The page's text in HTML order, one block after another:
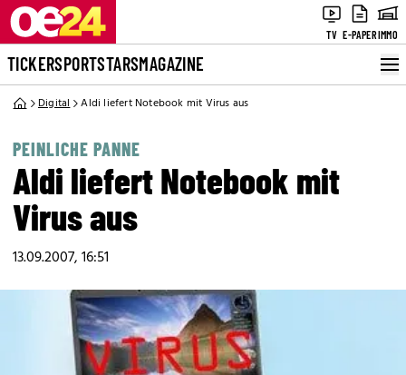
TV E-PAPERIMMO
TICKERSPORTSTARSMAGAZINE
Digital Aldi liefert Notebook mit Virus aus
PEINLICHE PANNE
Aldi liefert Notebook mit
Virus aus
13.09.2007, 16:51